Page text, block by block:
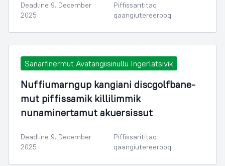
Deadline 9. December
2025
Piffissarititaq
qaangiutereerpoq
Sanarfinermut Avatangiisinullu Ingerlatsivik
Nuffiumarngup kangiani discgolfbane-
mut piffissamik killilimmik
nunaminertamut akuersissut
Deadline 9. December
2025
Piffissarititaq
qaangiutereerpoq